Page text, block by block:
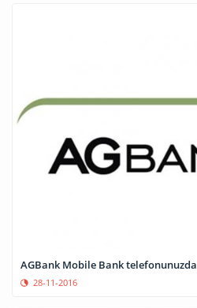
AGBank Mobile Bank telefonunuzda
28-11-2016